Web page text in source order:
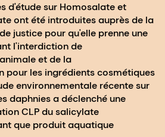
d'étude sur Homosalateet
ont été introduites auprès de la
justice pour qu'elle prenne une
l'interdiction de
et de la
pour les ingrédients cosmétiques
environnementale récente sur
daphnies a déclenché une
CLPdu salicylate
que produit aquatique